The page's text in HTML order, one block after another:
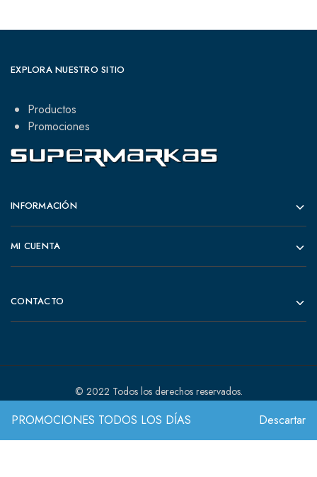
PROMOCIONES TODOS LOS DÍAS Descartar
EXPLORA NUESTRO SITIO
Productos
Promociones
INFORMACIÓN
MI CUENTA
CONTACTO
© 2022 Todos los derechos reservados.